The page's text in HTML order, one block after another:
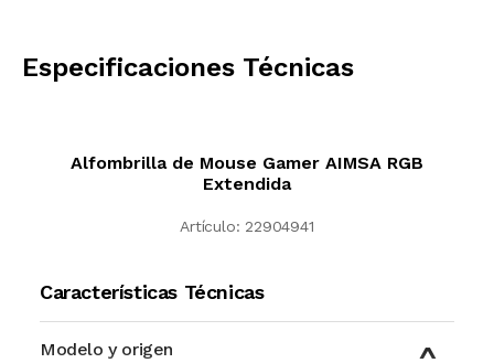
Especificaciones Técnicas
Alfombrilla de Mouse Gamer AIMSA RGB
Extendida
Artículo: 22904941
Características Técnicas
Modelo y origen